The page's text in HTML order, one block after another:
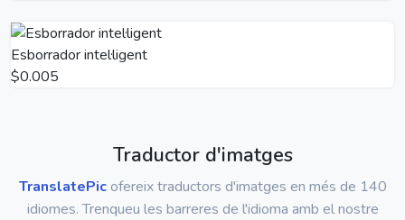
Esborrador intel·ligent
$0.005
Traductor d'imatges
TranslatePicofereix traductors d'imatges en més de 140
idiomes. Trenqueu les barreres de l'idioma amb el nostre